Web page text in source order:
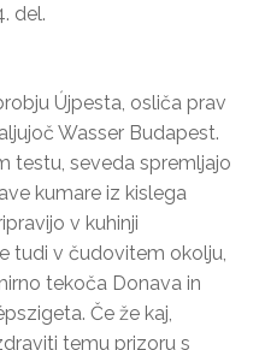
del.
Újpesta, osliča prav
Wasser Budapest.
testu, seveda spremljajo
kumare iz kislega
v kuhinji
tudi v čudovitem okolju,
tekoča Donava in
Če že kaj,
temu prizoru s